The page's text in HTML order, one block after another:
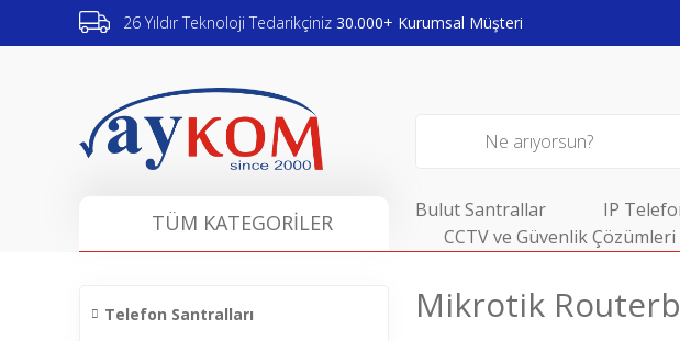
26 Yıldır Teknoloji Tedarikçiniz 30.000+ Kurumsal Müşteri
TÜM KATEGORİLER Bulut Santrallar IP
CCTV ve Güvenlik Çözümleri
Telefon Santralları
Mikrotik